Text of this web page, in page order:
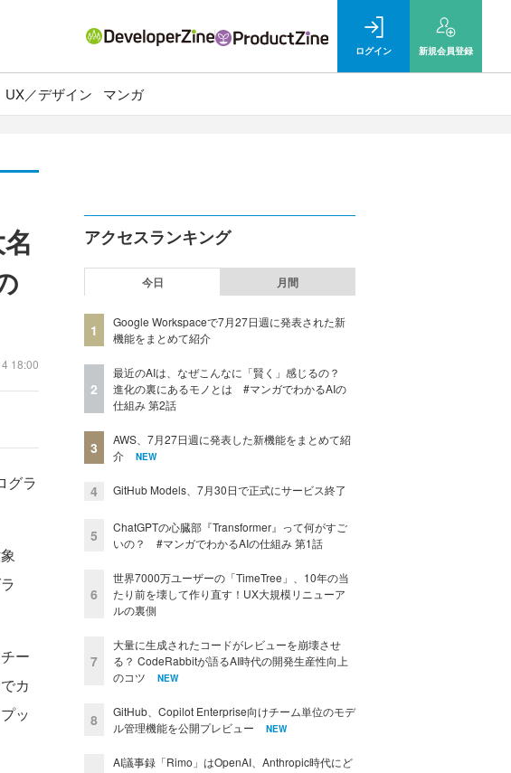
ログイン 新規会員登録
UX／デザイン マンガ
18:00
グラ
ー
カ
ッ
アクセスランキング
今日 月間
1
Google Workspaceで7月27日週に発表された新
機能をまとめて紹介
2
最近のAIは、なぜこんなに「賢く」感じるの？
進化の裏にあるモノとは #マンガでわかるAIの
仕組み 第2話
3
AWS、7月27日週に発表した新機能をまとめて紹
介
NEW
4 GitHub Models、7月30日で正式にサービス終了
5
ChatGPTの心臓部『Transformer』って何がすご
いの？ #マンガでわかるAIの仕組み 第1話
6
世界7000万ユーザーの「TimeTree」、10年の当
たり前を壊して作り直す！UX大規模リニューア
ルの裏側
7
大量に生成されたコードがレビューを崩壊させ
る？ CodeRabbitが語るAI時代の開発生産性向上
のコツ
NEW
8
GitHub、Copilot Enterprise向けチーム単位のモデ
ル管理機能を公開プレビュー
NEW
AI議事録「Rimo」はOpenAI、Anthropic時代にど